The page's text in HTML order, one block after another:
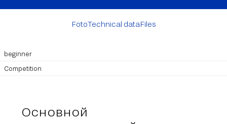
FotoTechnical dataFiles
beginner
Competition
Основной